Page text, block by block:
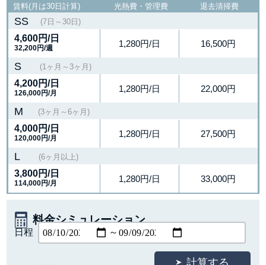
賃料(月は30日計算) 光熱費・管理費 退去清掃費
SS (7日～30日)
4,600円/日
32,200円/週 1,280円/日 16,500円
S (1ヶ月～3ヶ月)
4,200円/日
126,000円/月 1,280円/日 22,000円
M (3ヶ月～6ヶ月)
4,000円/日
120,000円/月 1,280円/日 27,500円
L (6ヶ月以上)
3,800円/日
114,000円/月 1,280円/日 33,000円
料金シミュレーション
日程 ～